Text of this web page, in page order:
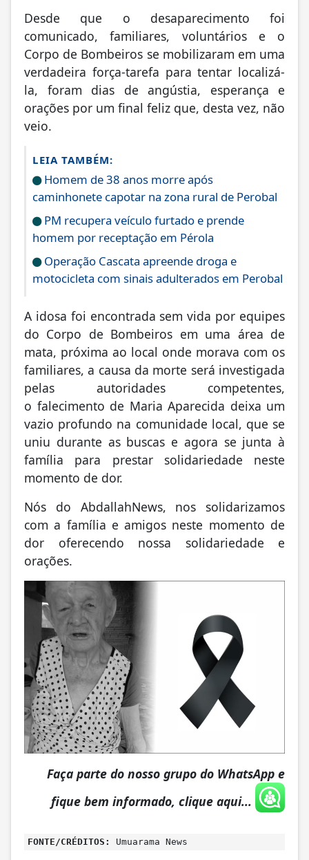
Desde que o desaparecimento foi
comunicado, familiares, voluntários e o
Corpo de Bombeiros se mobilizaram em uma
verdadeira força-tarefa para tentar localizá-
la, foram dias de angústia, esperança e
orações por um final feliz que, desta vez, não
veio.
LEIA TAMBÉM:
Homem de 38 anos morre após
caminhonete capotar na zona rural de Perobal
PM recupera veículo furtado e prende
homem por receptação em Pérola
Operação Cascata apreende droga e
motocicleta com sinais adulterados em Perobal
A idosa foi encontrada sem vida por equipes
do Corpo de Bombeiros em uma área de
mata, próxima ao local onde morava com os
familiares, a causa da morte será investigada
pelas autoridades competentes,
o falecimento de Maria Aparecida deixa um
vazio profundo na comunidade local, que se
uniu durante as buscas e agora se junta à
família para prestar solidariedade neste
momento de dor.
Nós do AbdallahNews, nos solidarizamos
com a família e amigos neste momento de
dor oferecendo nossa solidariedade e
orações.
Faça parte do nosso grupo do WhatsApp e
fique bem informado, clique aqui...
FONTE/CRÉDITOS: Umuarama News